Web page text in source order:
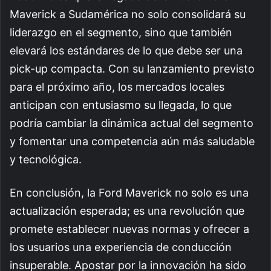
Maverick a Sudamérica no solo consolidará su
liderazgo en el segmento, sino que también
elevará los estándares de lo que debe ser una
pick-up compacta. Con su lanzamiento previsto
para el próximo año, los mercados locales
anticipan con entusiasmo su llegada, lo que
podría cambiar la dinámica actual del segmento
y fomentar una competencia aún más saludable
y tecnológica.
En conclusión, la Ford Maverick no solo es una
actualización esperada; es una revolución que
promete establecer nuevas normas y ofrecer a
los usuarios una experiencia de conducción
insuperable. Apostar por la innovación ha sido